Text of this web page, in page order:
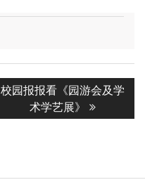
Next
校园报报看《园游会及学
术学艺展》